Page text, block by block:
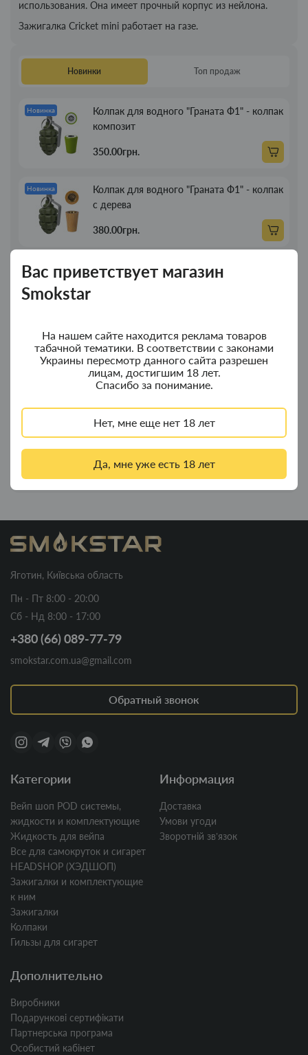
Вас приветствует магазин
Smokstar
На нашем сайте находится реклама товаров
табачной тематики. В соответствии с законами
Украины пересмотр данного сайта разрешен
лицам, достигшим 18 лет.
Спасибо за понимание.
Нет, мне еще нет 18 лет
Да, мне уже есть 18 лет
использования. Она имеет прочный корпус из нейлона.
Зажигалка Cricket mini работает на газе.
Новинки Топ продаж
Новинка
Колпак для водного "Граната Ф1" - колпак
композит
350.00грн.
Новинка
Колпак для водного "Граната Ф1" - колпак
с дерева
380.00грн.
Новинка
Портсигар для сигарет Focus з USB
зажигалкой 20 сиг
Новинка
Трубка для курения деревянная прямая
13см
89.00грн.
Трубка для курения деревянная прямая 21
см
140.00грн.
Яготин, Київська область
Пн - Пт 8:00 - 20:00
Сб - Нд 8:00 - 17:00
+380 (66) 089-77-79
smokstar.com.ua@gmail.com
Обратный звонок
Категории
Вейп шоп POD системы,
жидкости и комплектующие
Жидкость для вейпа
Все для самокруток и сигарет
HEADSHOP (ХЭДШОП)
Зажигалки и комплектующие
к ним
Зажигалки
Колпаки
Гильзы для сигарет
Информация
Доставка
Умови угоди
Зворотній звʼязок
Дополнительно
Виробники
Подарункові сертифікати
Партнерська програма
Особистий кабінет